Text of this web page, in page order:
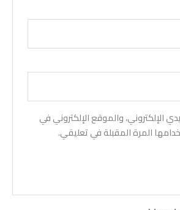
الإلكتروني، والموقع الإلكتروني في
المرة المقبلة في تعليقي.